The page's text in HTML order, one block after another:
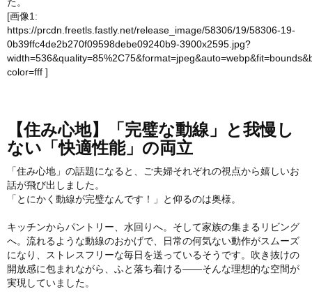
[画像1:
https://prcdn.freetls.fastly.net/release_image/58306/19/58306-19-
0b39ffc4de2b270f09598debe09240b9-3900x2595.jpg?
color=fff ]
【住み心地】「完璧な動線」と我慢し
ない「快適性能」の両立
「住み心地」の話題になると、ご夫婦それぞれの視点から嬉しいお
話が飛び出しました。
「とにかく動線が完璧なんです！」と仰るのは奥様。
キッチンからパントリー、水回りへ。そして家族の集まるリビング
へ。流れるような動線のおかげで、日常の何気ない動作がスムーズ
になり、ストレスフリーな毎日を送っているそうです。吹き抜けの
開放感に包まれながら、ふと落ち着ける――そんな理想的な空間が
実現していました。